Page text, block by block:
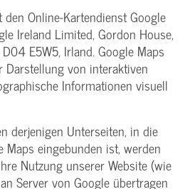
den Online-Kartendienst Google
Ireland Limited, Gordon House,
E5W5, Irland. Google Maps
Darstellung von interaktiven
Informationen visuell
derjenigen Unterseiten, in die
Maps eingebunden ist, werden
Nutzung unserer Website (wie
Server von Google übertragen